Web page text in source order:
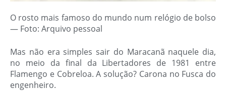
O rosto mais famoso do mundo num relógio de bolso
— Foto: Arquivo pessoal
Mas não era simples sair do Maracanã naquele dia,
no meio da final da Libertadores de 1981 entre
Flamengo e Cobreloa. A solução? Carona no Fusca do
engenheiro.